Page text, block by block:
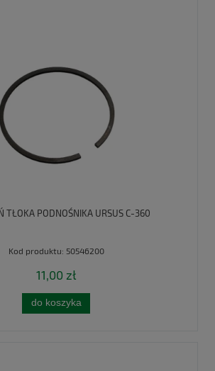
TŁOKA PODNOŚNIKA URSUS C-360
Kod produktu: 50546200
11,00 zł
do koszyka